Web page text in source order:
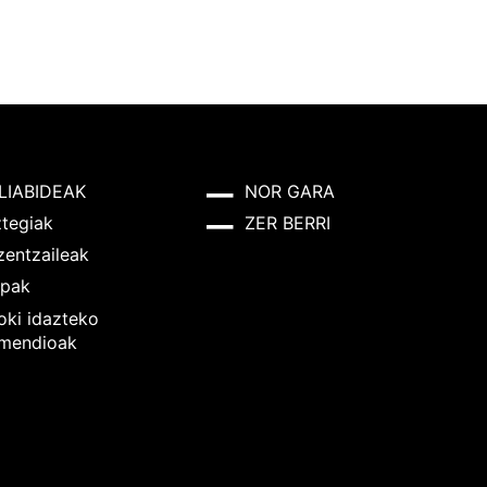
idazteko
NOR GARA
ZER BERRI